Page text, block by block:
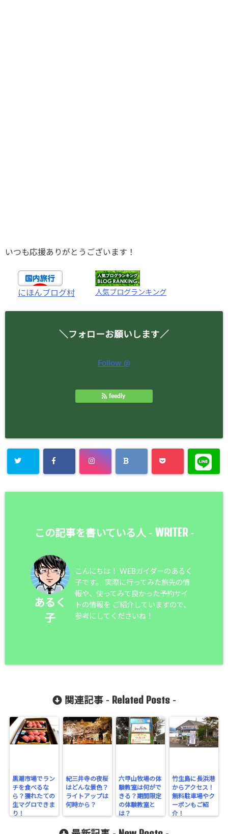
いつも応援ありがとうございます！
にほんブログ村 人気ブログランキング
＼フォローお願いします／
Follow @
feedly
この記事を書いている人 - WRITER-
あるく
子
こんにちは！ WEBガイダーのあるく
子です。 実際に行ってみた旅先の情
報や、使ってみて良かった予約サイ
トの情報を ご紹介していますので、
参考にしてくださいね！
関連記事 - Related Posts-
黒潮市場でラン
チを食べるな
ら？獲れたての
生マグロできま
り！
紀三井寺の夜桜
はどんな景色？
ライトアップは
何時から？
六甲山牧場の体
験教室は何がで
きる？期間限定
の体験教室と
は？
竹生島に長浜港
からアクセス！
無料駐車場やク
ーポンもご紹
介！